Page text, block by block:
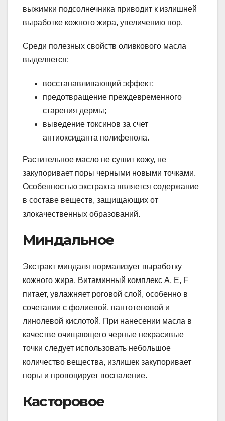
выжимки подсолнечника приводит к излишней
выработке кожного жира, увеличению пор.
Среди полезных свойств оливкового масла
выделяется:
восстанавливающий эффект;
предотвращение преждевременного
старения дермы;
выведение токсинов за счет
антиоксиданта полифенола.
Растительное масло не сушит кожу, не
закупоривает поры черными новыми точками.
Особенностью экстракта является содержание
в составе веществ, защищающих от
злокачественных образований.
Миндальное
Экстракт миндаля нормализует выработку
кожного жира. Витаминный комплекс A, E, F
питает, увлажняет роговой слой, особенно в
сочетании с фолиевой, пантотеновой и
линолевой кислотой. При нанесении масла в
качестве очищающего черные некрасивые
точки следует использовать небольшое
количество вещества, излишек закупоривает
поры и провоцирует воспаление.
Касторовое